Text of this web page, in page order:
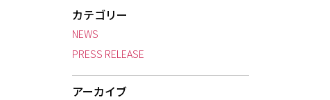
カテゴリー
NEWS
PRESS RELEASE
アーカイブ